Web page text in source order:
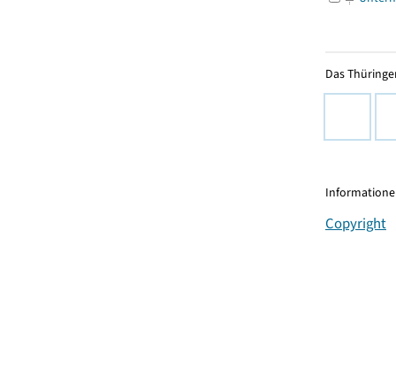
Das
Copyright